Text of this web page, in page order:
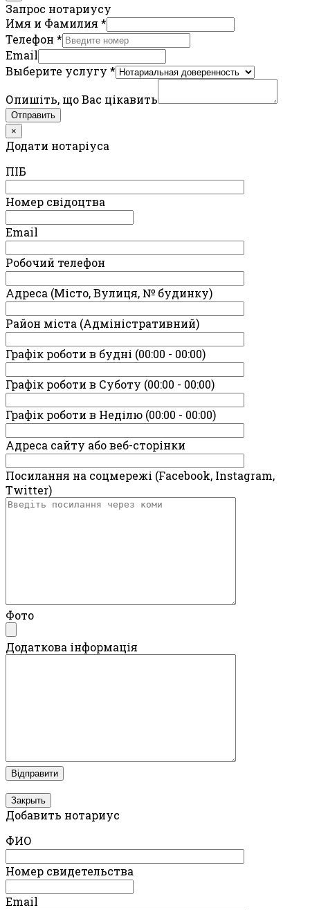
Запрос нотариусу
Имя и Фамилия *
Телефон *
Email
Выберите услугу *
Опишіть, що Вас цікавить
Отправить
×
Додати нотаріуса
ПIБ
Номер свідоцтва
Email
Робочий телефон
Адреса (Місто, Вулиця, № будинку)
Район міста (Адміністративний)
Графік роботи в будні (00:00 - 00:00)
Графік роботи в Суботу (00:00 - 00:00)
Графік роботи в Неділю (00:00 - 00:00)
Адреса сайту або веб-сторінки
Посилання на соцмережі (Facebook, Instagram,
Twitter)
Фото
Додаткова інформація
Закрыть
Добавить нотариус
ФИО
Номер свидетельства
Email